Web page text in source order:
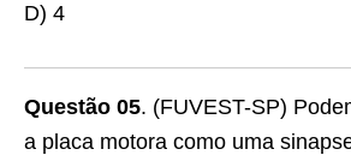
D) 4
Questão 05. (FUVEST-SP)
a placa motora como uma